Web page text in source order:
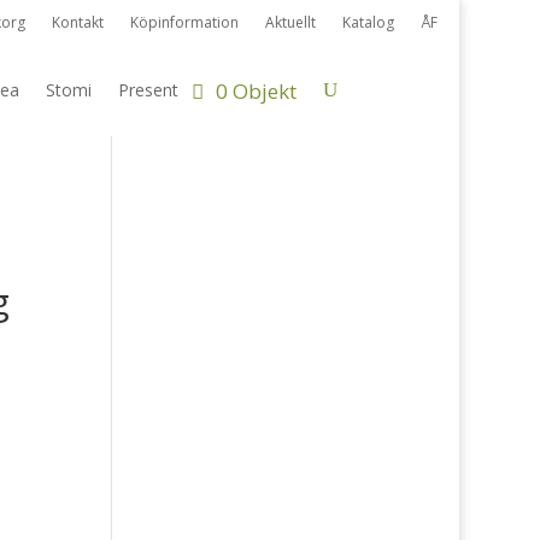
Kontakt Köpinformation Aktuellt Katalog ÅF
Stomi Present 0 Objekt